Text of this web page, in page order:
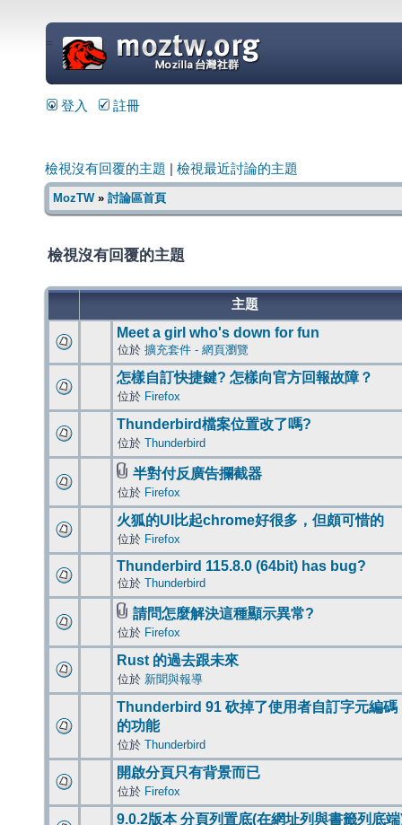
=
登入 註冊
檢視沒有回覆的主題 檢視最近討論的主題
MozTW» 討論區首頁
檢視沒有回覆的主題
主題
Meet a girl who's down for fun
位於 擴充套件 - 網頁瀏覽
怎樣自訂快捷鍵? 怎樣向官方回報故障？
位於 Firefox
Thunderbird檔案位置改了嗎?
位於 Thunderbird
半對付反廣告攔截器
位於 Firefox
火狐的UI比起chrome好很多，但頗可惜的
位於 Firefox
Thunderbird 115.8.0 (64bit) has bug?
位於 Thunderbird
請問怎麼解決這種顯示異常?
位於 Firefox
Rust 的過去跟未來
位於 新聞與報導
Thunderbird 91 砍掉了使用者自訂字元編碼
的功能
位於 Thunderbird
開啟分頁只有背景而已
位於 Firefox
9.0.2版本 分頁列置底(在網址列與書籤列底